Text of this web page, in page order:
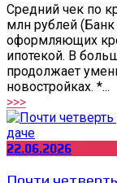
Средний чек по
млн рублей
оформляющих
ипотекой. В
продолжает
новостройках. *...
>>>
22.06.2026